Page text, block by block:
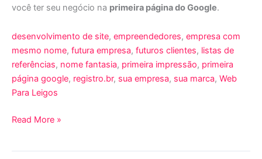
você ter seu negócio na primeira página do Google.
desenvolvimento de site, empreendedores, empresa com
mesmo nome, futura empresa, futuros clientes, listas de
referências, nome fantasia, primeira impressão, primeira
página google, registro.br, sua empresa, sua marca, Web
Para Leigos
Read More »